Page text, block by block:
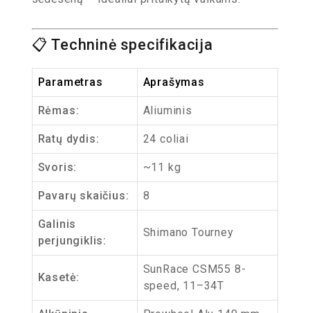
📋 Techninė specifikacija
Parametras Aprašymas
Rėmas: Aliuminis
Ratų dydis: 24 coliai
Svoris: ~11 kg
Pavarų skaičius: 8
Galinis
perjungiklis:
Shimano Tourney
Kasetė:
SunRace CSM55 8-
speed, 11–34T